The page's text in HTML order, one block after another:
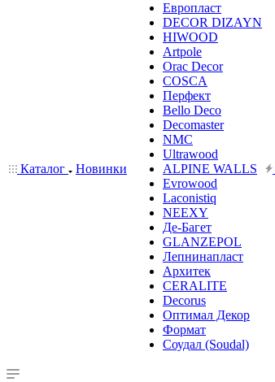
Каталог Новинки
Европласт
DECOR DIZAYN
HIWOOD
Artpole
Orac Decor
COSCA
Перфект
Bello Deco
Decomaster
NMС
Ultrawood
ALPINE WALLS
Evrowood
Laconistiq
NEEXY
Де-Багет
GLANZEPOL
Лепнинапласт
Архитек
CERALITE
Decorus
Оптимал Декор
Формат
Соудал (Soudal)